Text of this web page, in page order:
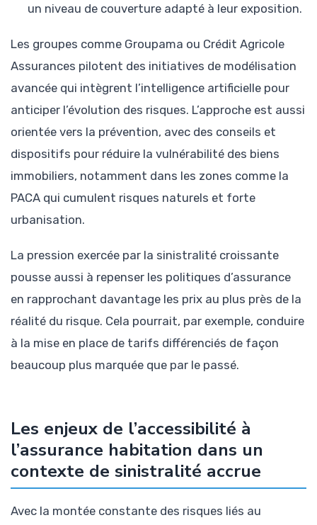
un niveau de couverture adapté à leur exposition.
Les groupes comme Groupama ou Crédit Agricole
Assurances pilotent des initiatives de modélisation
avancée qui intègrent l’intelligence artificielle pour
anticiper l’évolution des risques. L’approche est aussi
orientée vers la prévention, avec des conseils et
dispositifs pour réduire la vulnérabilité des biens
immobiliers, notamment dans les zones comme la
PACA qui cumulent risques naturels et forte
urbanisation.
La pression exercée par la sinistralité croissante
pousse aussi à repenser les politiques d’assurance
en rapprochant davantage les prix au plus près de la
réalité du risque. Cela pourrait, par exemple, conduire
à la mise en place de tarifs différenciés de façon
beaucoup plus marquée que par le passé.
Les enjeux de l’accessibilité à
l’assurance habitation dans un
contexte de sinistralité accrue
Avec la montée constante des risques liés au